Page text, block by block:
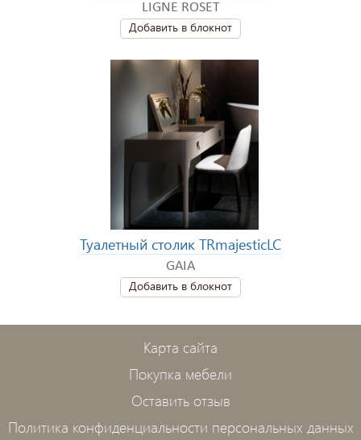
LIGNE ROSET
Добавить в блокнот
Туалетный столик TRmajesticLC
GAIA
Добавить в блокнот
Карта сайта
Покупка мебели
Оставить отзыв
Политика конфиденциальности персональных данных